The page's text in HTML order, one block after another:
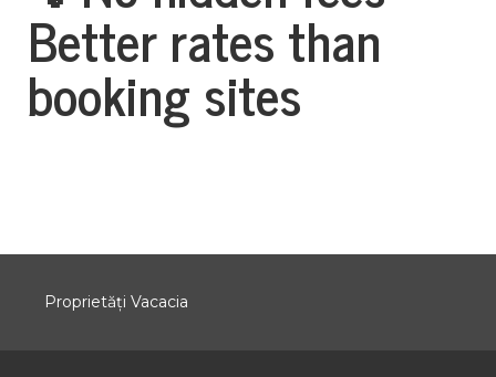
Better rates than
booking sites
Proprietăți Vacacia